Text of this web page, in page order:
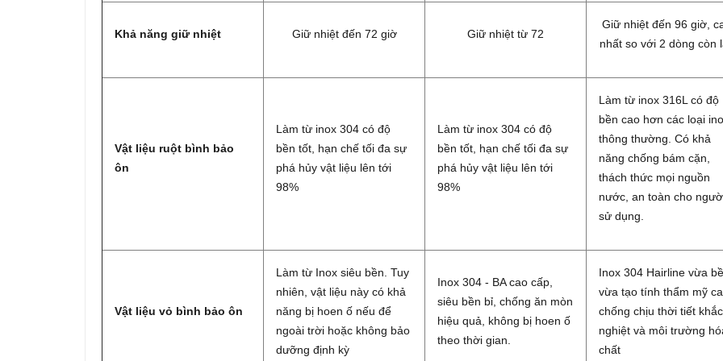
Khả năng giữ nhiệt Giữ nhiệt đến 72 giờ Giữ nhiệt từ 72
Giữ nhiệt đến 96 giờ,
nhất so với 2 dòng còn
Vật liệu ruột bình bảo
ôn
Làm từ inox 304 có độ
bền tốt, hạn chế tối đa sự
phá hủy vật liệu lên tới
98%
Làm từ inox 304 có độ
bền tốt, hạn chế tối đa sự
phá hủy vật liệu lên tới
98%
Làm từ inox 316L có độ
bền cao hơn các loại
thông thường. Có khả
năng chống bám cặn,
thách thức mọi nguồn
nước, an toàn cho
sử dụng.
Vật liệu vỏ bình bảo ôn
Làm từ Inox siêu bền. Tuy
nhiên, vật liệu này có khả
năng bị hoen ố nếu để
ngoài trời hoặc không bảo
dưỡng định kỳ
Inox 304 - BA cao cấp,
siêu bền bỉ, chống ăn mòn
hiệu quả, không bị hoen ố
theo thời gian.
Inox 304 Hairline vừa
vừa tạo tính thẩm mỹ
chống chịu thời tiết khắc
nghiệt và môi trường
chất